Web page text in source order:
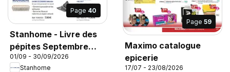
Page 40
Stanhome - Livre des
pépites Septembre
2026
01/09 - 30/09/2026
Stanhome
Page 59
Maximo catalogue
epicerie
17/07 - 23/08/2026